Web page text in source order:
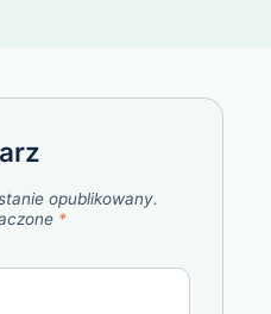
opublikowany.
*